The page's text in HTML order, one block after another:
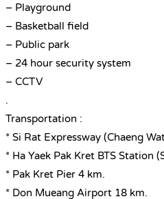
– Playground
– Basketball field
– Public park
– 24 hour security system
– CCTV
.
Transportation :
* Si Rat Expressway (Chaeng
* Ha Yaek Pak Kret BTS Station
* Pak Kret Pier 4 km.
* Don Mueang Airport 18 km.